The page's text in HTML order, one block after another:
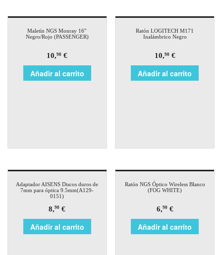
Maletín NGS Monray 16″
Negro/Rojo (PASSENGER)
10,90 €
Añadir al carrito
Ratón LOGITECH M171
Inalámbrico Negro
10,90€
Añadir al carrito
Adaptador AISENS Discos duros de
7mm para óptica 9.5mm(A129-
0151)
8,90 €
Añadir al carrito
Ratón NGS Óptico Wireless Blanco
(FOG WHITE)
6,90€
Añadir al carrito